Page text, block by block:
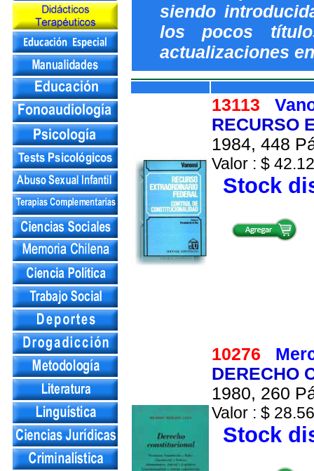
siendo
los pocos
actualizaciones
13113
RECURSO
1984, 448
Valor : $
Stock
10276
DERECHO
1980, 260
Valor : $
Stock